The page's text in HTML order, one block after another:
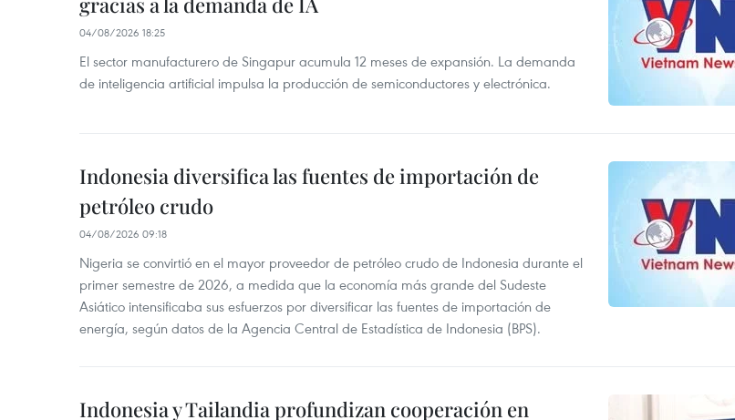
04/08/2026 18:25
El sector manufacturero de Singapur acumula 12 meses de expansión. La demanda
de inteligencia artificial impulsa la producción de semiconductores y electrónica.
Indonesia diversifica las fuentes de importación de
petróleo crudo
04/08/2026 09:18
Nigeria se convirtió en el mayor proveedor de petróleo crudo de Indonesia durante el
primer semestre de 2026, a medida que la economía más grande del Sudeste
Asiático intensificaba sus esfuerzos por diversificar las fuentes de importación de
energía, según datos de la Agencia Central de Estadística de Indonesia (BPS).
Indonesia y Tailandia profundizan cooperación en